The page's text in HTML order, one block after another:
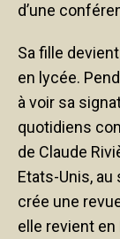
d’une
Sa fille
en lycée.
à voir sa
quotidiens
de Claude
Etats-Unis, au
crée une
elle revient